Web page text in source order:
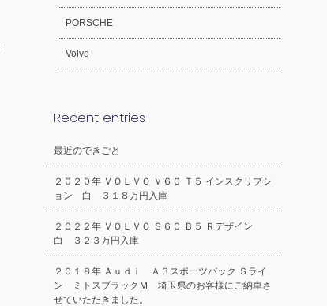
PORSCHE
Volvo
Recent entries
最近のできごと
２０２０年 ＶＯＬＶＯ Ｖ６０ Ｔ５ インスクリプシ
ョン 白 ３１８万円入庫
２０２２年 ＶＯＬＶＯ Ｓ６０ Ｂ５ Ｒデザイン
白 ３２３万円入庫
２０１８年 Ａｕｄｉ Ａ３スポーツバック Ｓライ
ン ミトスブラックＭ 埼玉県のお客様にご納車さ
せていただきました。